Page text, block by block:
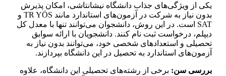
یکی از ویژگی‌های جذاب دانشگاه نیشانتاشی، امکان پذیرش
بدون نیاز به شرکت در آزمون‌های استاندارد مانند TR YÖS و
SAT است. در این روش، دانشجوان می‌توانند تنها با معدل کل
دیپلم، درخواست ثبت نام کنند. دانشجویان با ارائه سوابق
تحصیلی و استعدادهای شخصی خود، می‌توانند بدون نیاز به
آزمون‌های استاندارد به تحصیل در این دانشگاه بپردازند.
بررسی سن: برخی از رشته‌های تحصیلی این دانشگاه، علاوه